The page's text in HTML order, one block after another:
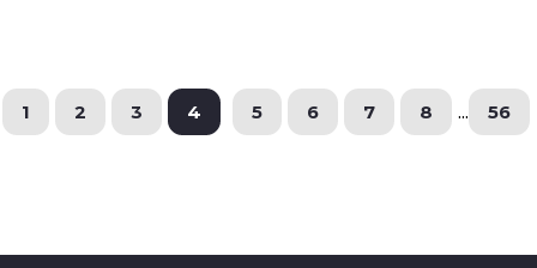
1 2 3 4 5 6 7 8 ... 56